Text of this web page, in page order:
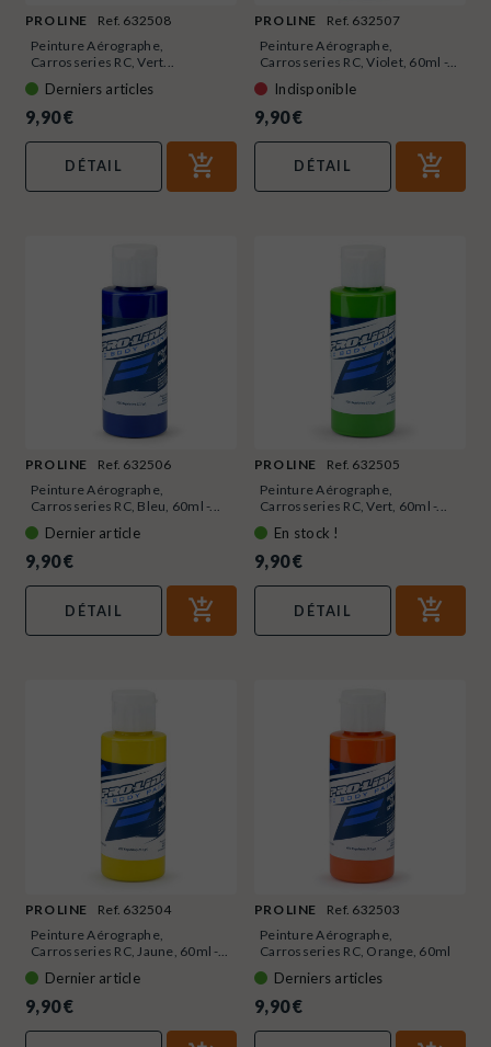
PRO LINE
Ref. 632508
Peinture Aérographe,
Carrosseries RC, Vert...
Derniers articles
9,90 €
DÉTAIL
PRO LINE
Ref. 632507
Peinture Aérographe,
Carrosseries RC, Violet, 60ml -...
Indisponible
9,90 €
DÉTAIL
PRO LINE
Ref. 632506
Peinture Aérographe,
Carrosseries RC, Bleu, 60ml -...
Dernier article
9,90 €
DÉTAIL
PRO LINE
Ref. 632505
Peinture Aérographe,
Carrosseries RC, Vert, 60ml -...
En stock !
9,90 €
DÉTAIL
PRO LINE
Ref. 632504
Peinture Aérographe,
Carrosseries RC, Jaune, 60ml -...
Dernier article
9,90 €
PRO LINE
Ref. 632503
Peinture Aérographe,
Carrosseries RC, Orange, 60ml
Derniers articles
9,90 €